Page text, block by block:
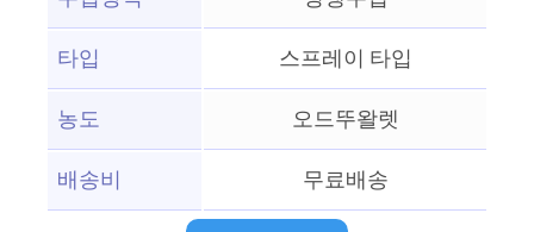
타입
스프레이 타입
농도
오드뚜왈렛
배송비
무료배송